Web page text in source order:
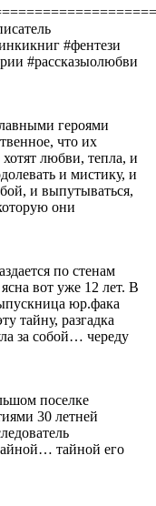
#фентези
#рассказыолюбви
героями
что их
любви, тепла, и
и мистику, и
и выпутываться,
они
по стенам
вот уже 12 лет. В
юр.фака
тайну, разгадка
за собой… череду
поселке
30 летней
тайной его